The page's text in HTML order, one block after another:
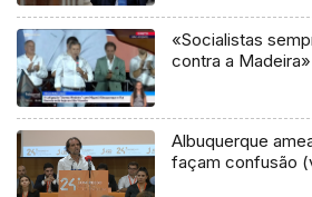
«Socialistas
contra a
Albuquerque
façam confusão